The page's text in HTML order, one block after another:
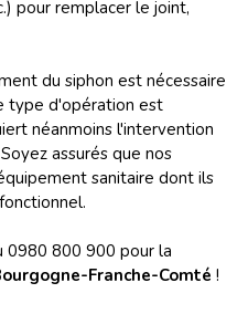
pour remplacer le joint,
du siphon est nécessaire
type d'opération est
néanmoins l'intervention
assurés que nos
sanitaire dont ils
800 900 pour la
Franche-Comté !